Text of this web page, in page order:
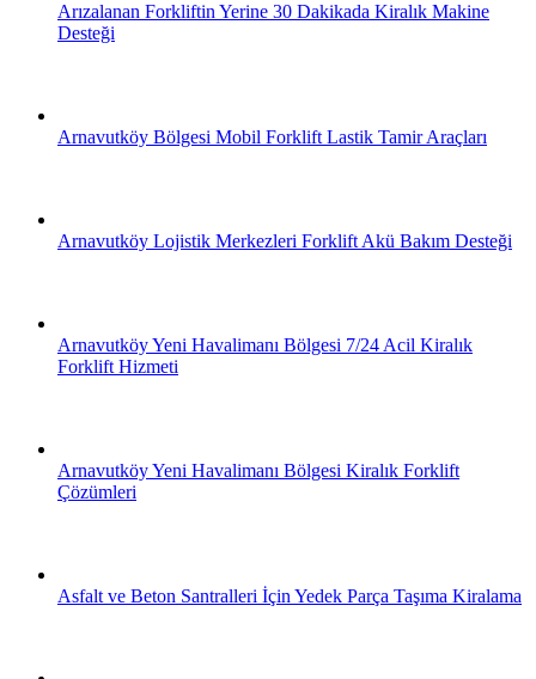
Arızalanan Forkliftin Yerine 30 Dakikada Kiralık Makine
Desteği
Arnavutköy Bölgesi Mobil Forklift Lastik Tamir Araçları
Arnavutköy Lojistik Merkezleri Forklift Akü Bakım Desteği
Arnavutköy Yeni Havalimanı Bölgesi 7/24 Acil Kiralık
Forklift Hizmeti
Arnavutköy Yeni Havalimanı Bölgesi Kiralık Forklift
Çözümleri
Asfalt ve Beton Santralleri İçin Yedek Parça Taşıma Kiralama